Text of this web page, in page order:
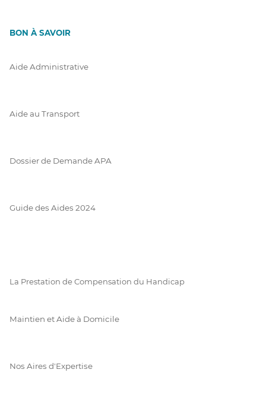
BON À SAVOIR
Aide Administrative
Aide au Transport
Dossier de Demande APA
Guide des Aides 2024
La Prestation de Compensation du Handicap
Maintien et Aide à Domicile
Nos Aires d'Expertise